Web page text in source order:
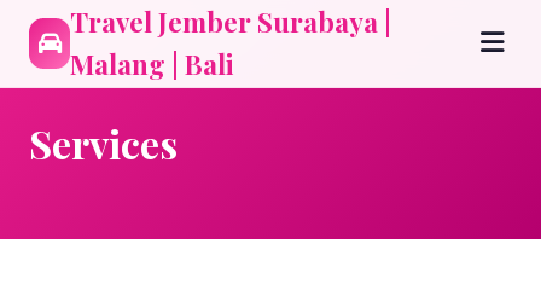
Travel Jember Surabaya |
Malang | Bali
Services